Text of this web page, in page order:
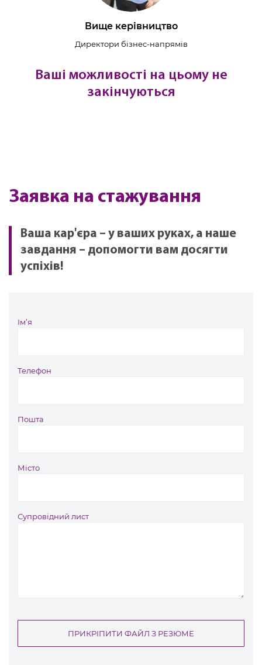
Вище керівництво
Директори бізнес-напрямів
Ваші можливості на цьому не
закінчуються
Заявка на стажування
Ваша кар'єра – у ваших руках, а наше
завдання – допомогти вам досягти
успіхів!
Ім’я
Телефон
Пошта
Місто
Супровідний лист
ПРИКРІПИТИ ФАЙЛ З РЕЗЮМЕ